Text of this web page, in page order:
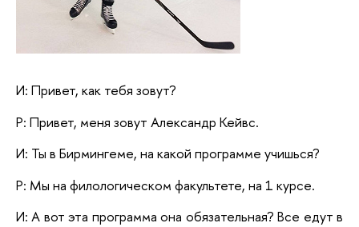
И: Привет, как тебя зовут?
Р: Привет, меня зовут Александр Кейвс.
И: Ты в Бирмингеме, на какой программе учишься?
Р: Мы на филологическом факультете, на 1 курсе.
И: А вот эта программа она обязательная? Все едут в